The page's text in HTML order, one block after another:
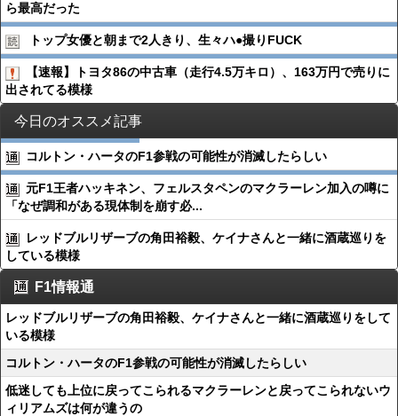
ら最高だった
トップ女優と朝まで2人きり、生々ハ●︎撮りFUCK
【速報】トヨタ86の中古車（走行4.5万キロ）、163万円で売りに
出されてる模様
今日のオススメ記事
コルトン・ハータのF1参戦の可能性が消滅したらしい
元F1王者ハッキネン、フェルスタペンのマクラーレン加入の噂に
「なぜ調和がある現体制を崩す必...
レッドブルリザーブの角田裕毅、ケイナさんと一緒に酒蔵巡りを
している模様
F1情報通
レッドブルリザーブの角田裕毅、ケイナさんと一緒に酒蔵巡りをして
いる模様
コルトン・ハータのF1参戦の可能性が消滅したらしい
低迷しても上位に戻ってこられるマクラーレンと戻ってこられないウ
ィリアムズは何が違うの